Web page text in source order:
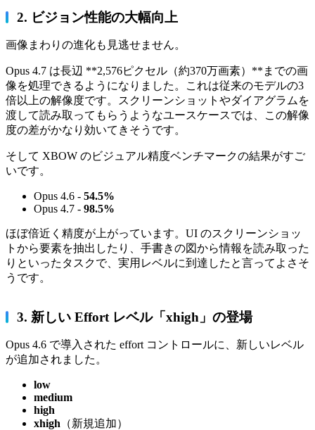
2. ビジョン性能の大幅向上
画像まわりの進化も見逃せません。
Opus 4.7 は長辺 **2,576ピクセル（約370万画素）**までの画
像を処理できるようになりました。これは従来のモデルの3
倍以上の解像度です。スクリーンショットやダイアグラムを
渡して読み取ってもらうようなユースケースでは、この解像
度の差がかなり効いてきそうです。
そして XBOW のビジュアル精度ベンチマークの結果がすご
いです。
Opus 4.6 - 54.5%
Opus 4.7 - 98.5%
ほぼ倍近く精度が上がっています。UI のスクリーンショッ
トから要素を抽出したり、手書きの図から情報を読み取った
りといったタスクで、実用レベルに到達したと言ってよさそ
うです。
3. 新しい Effort レベル「xhigh」の登場
Opus 4.6 で導入された effort コントロールに、新しいレベル
が追加されました。
low
medium
high
xhigh （新規追加）